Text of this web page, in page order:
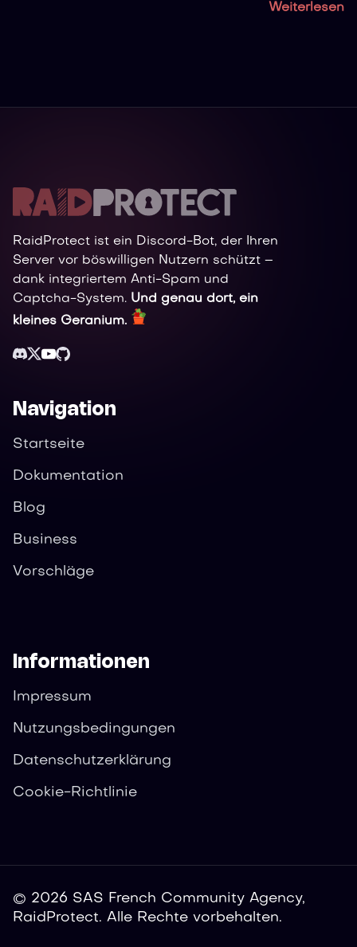
Weiterlesen
RaidProtect ist ein Discord-Bot, der Ihren
Server vor böswilligen Nutzern schützt –
dank integriertem Anti-Spam und
Captcha-System. Und genau dort, ein
kleines Geranium.
Navigation
Startseite
Dokumentation
Blog
Business
Vorschläge
Informationen
Impressum
Nutzungsbedingungen
Datenschutzerklärung
Cookie-Richtlinie
© 2026 SAS French Community Agency,
RaidProtect. Alle Rechte vorbehalten.